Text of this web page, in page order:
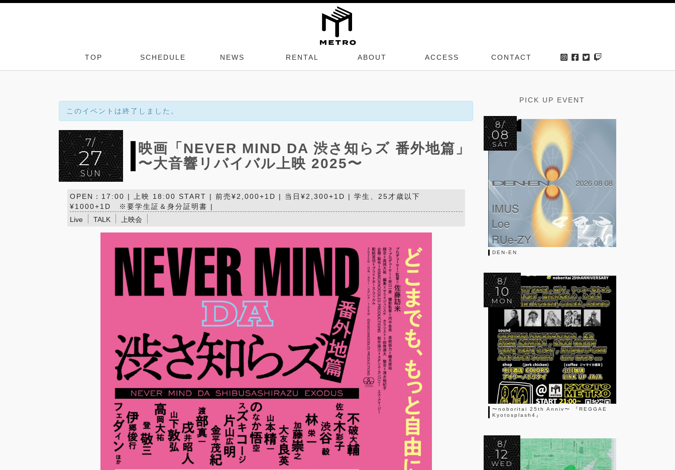
TOP SCHEDULE NEWS RENTAL ABOUT ACCESS CONTACT
このイベントは終了しました。
7/
27
SUN
映画「NEVER MIND DA 渋さ知らズ 番外地篇」
〜大音響リバイバル上映 2025〜
OPEN：17:00 | 上映 18:00 START | 前売¥2,000+1D | 当日¥2,300+1D | 学生、25才歳以下
¥1000+1D ※要学生証＆身分証明書 |
Live
TALK 上映会
PICK UP EVENT
8/
08
SAT
DEN-EN
8/
10
MON
〜noboritai 25th Anniv〜 『REGGAE
Kyotosplash4』
8/
12
WED